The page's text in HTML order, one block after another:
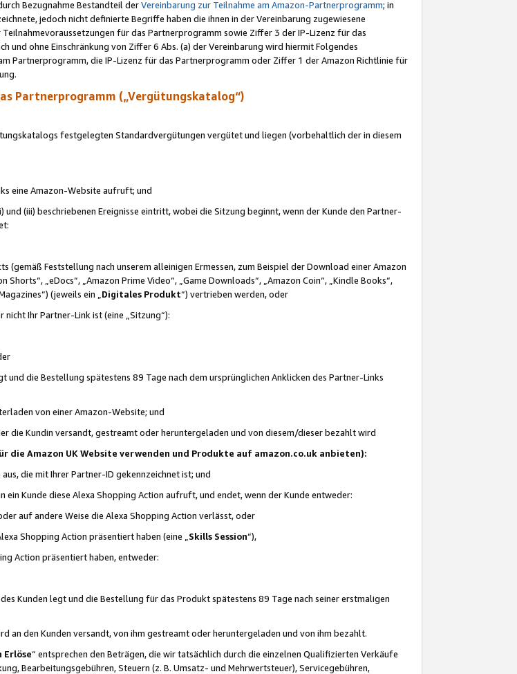
Bezugnahme Bestandteil derVereinbarung zur Teilnahme am Amazon-Partnerprogramm; in
jedoch nicht definierte Begriffe haben die ihnen in der Vereinbarung zugewiesene
für das Partnerprogramm sowie Ziffer 3 der IP-Lizenz für das
ohne Einschränkung von Ziffer 6 Abs. (a) der Vereinbarung wird hiermit Folgendes
Partnerprogramm, die IP-Lizenz für das Partnerprogramm oder Ziffer 1 der Amazon Richtlinie für
Partnerprogramm („Vergütungskatalog“)
festgelegten Standardvergütungen vergütet und liegen (vorbehaltlich der in diesem
eine Amazon-Website aufruft; und
(iii) beschriebenen Ereignisse eintritt, wobei die Sitzung beginnt, wenn der Kunde den Partner-
Feststellung nach unserem alleinigen Ermessen, zum Beispiel der Download einer Amazon
„eDocs“, „Amazon Prime Video“, „Game Downloads“, „Amazon Coin“, „Kindle Books“,
(jeweils ein „ Digitales Produkt“) vertrieben werden, oder
Ihr Partner-Link ist (eine „Sitzung“):
die Bestellung spätestens 89 Tage nach dem ursprünglichen Anklicken des Partner-Links
von einer Amazon-Website; und
die Kundin versandt, gestreamt oder heruntergeladen und von diesem/dieser bezahlt wird
Amazon UK Website verwenden und Produkte auf amazon.co.uk anbieten):
die mit Ihrer Partner-ID gekennzeichnet ist; und
Kunde diese Alexa Shopping Action aufruft, und endet, wenn der Kunde entweder:
auf andere Weise die Alexa Shopping Action verlässt, oder
Shopping Action präsentiert haben (eine „ Skills Session“),
Action präsentiert haben, entweder:
Kunden legt und die Bestellung für das Produkt spätestens 89 Tage nach seiner erstmaligen
den Kunden versandt, von ihm gestreamt oder heruntergeladen und von ihm bezahlt.
“ entsprechen den Beträgen, die wir tatsächlich durch die einzelnen Qualifizierten Verkäufe
Bearbeitungsgebühren, Steuern (z. B. Umsatz- und Mehrwertsteuer), Servicegebühren,